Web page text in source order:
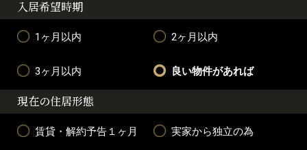
入居希望時期
1ヶ月以内 2ヶ月以内
3ヶ月以内 良い物件があれば
現在の住居形態
賃貸・解約予告１ヶ月 実家から独立の為